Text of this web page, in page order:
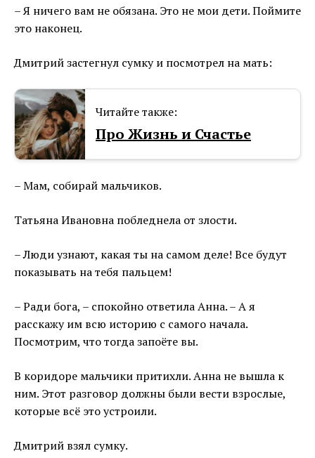
– Я ничего вам не обязана. Это не мои дети. Поймите
это наконец.
Дмитрий застегнул сумку и посмотрел на мать:
Читайте также:
Про Жизнь и Счастье
– Мам, собирай мальчиков.
Татьяна Ивановна побледнела от злости.
– Люди узнают, какая ты на самом деле! Все будут
показывать на тебя пальцем!
– Ради бога, – спокойно ответила Анна. – А я
расскажу им всю историю с самого начала.
Посмотрим, что тогда запоёте вы.
В коридоре мальчики притихли. Анна не вышла к
ним. Этот разговор должны были вести взрослые,
которые всё это устроили.
Дмитрий взял сумку.